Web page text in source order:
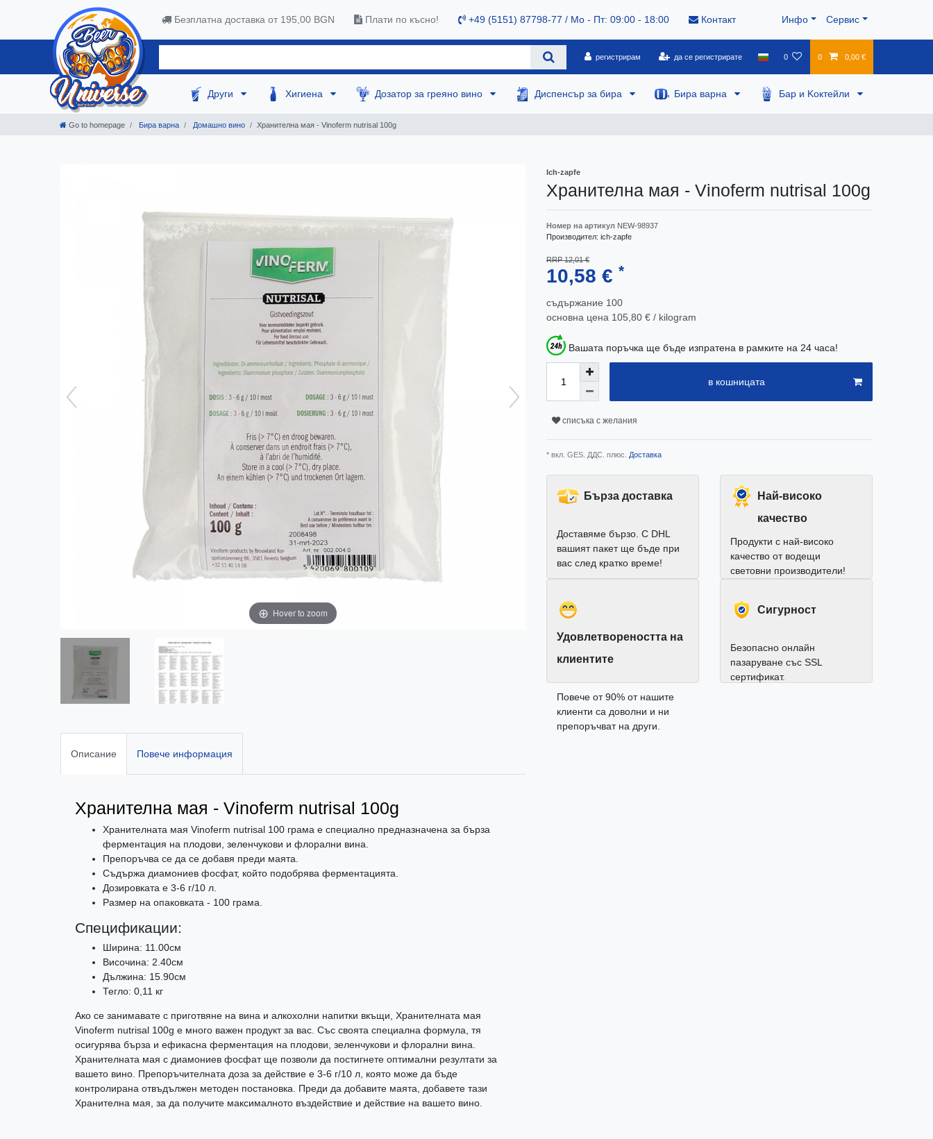
Безплатна доставка от 195,00 BGN Плати по късно! +49 (5151) 87798-77 / Mo - Пт: 09:00 - 18:00 Контакт Инфо Сервис
регистрирам да се регистрирате 0 0 0,00 €
Други Хигиена Дозатор за греяно вино Диспенсър за бира Бира варна Бар и Kоктейли
Go to homepage Бира варна Домашно вино Хранителна мая - Vinoferm nutrisal 100g
Hover to zoom
Описание Повече информация
Хранителна мая - Vinoferm nutrisal 100g
Хранителната мая Vinoferm nutrisal 100 грама е специално предназначена за бърза
ферментация на плодови, зеленчукови и флорални вина.
Препоръчва се да се добавя преди маята.
Съдържа диамониев фосфат, който подобрява ферментацията.
Дозировката е 3-6 г/10 л.
Размер на опаковката - 100 грама.
Спецификации:
Ширина: 11.00см
Височина: 2.40см
Дължина: 15.90см
Тегло: 0,11 кг
Ако се занимавате с приготвяне на вина и алкохолни напитки вкъщи, Хранителната мая
Vinoferm nutrisal 100g е много важен продукт за вас. Със своята специална формула, тя
осигурява бърза и ефикасна ферментация на плодови, зеленчукови и флорални вина.
Хранителната мая с диамониев фосфат ще позволи да постигнете оптимални резултати за
вашето вино. Препоръчителната доза за действие е 3-6 г/10 л, която може да бъде
контролирана отвъдължен методен постановка. Преди да добавите маята, добавете тази
Хранителна мая, за да получите максималното въздействие и действие на вашето вино.
Ich-zapfe
Хранителна мая - Vinoferm nutrisal 100g
Номер на артикул NEW-98937
Производител: ich-zapfe
RRP 12,01 €
10,58 € *
съдържание 100
основна цена 105,80 € / kilogram
Вашата поръчка ще бъде изпратена в рамките на 24 часа!
в кошницата
списъка с желания
* вкл. GES. ДДС. плюс. Доставка
Бърза доставка
Доставяме бързо. С DHL
вашият пакет ще бъде при
вас след кратко време!
Най-високо
качество
Продукти с най-високо
качество от водещи
световни производители!
Удовлетвореността на
клиентите
Повече от 90% от нашите
клиенти са доволни и ни
препоръчват на други.
Cигурност
Безопасно онлайн
пазаруване със SSL
сертификат.